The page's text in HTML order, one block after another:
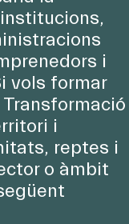
i
vols formar
i
reptes i
o àmbit